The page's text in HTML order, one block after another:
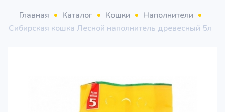
Главная Каталог Кошки
Наполнители
Сибирская кошка Лесной наполнитель древесный 5л